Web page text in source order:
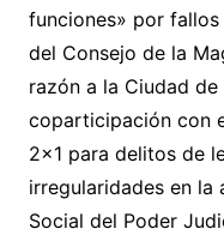
funciones» por
del Consejo de la
razón a la Ciudad
coparticipación con
2×1 para delitos de
irregularidades en la
Social del Poder